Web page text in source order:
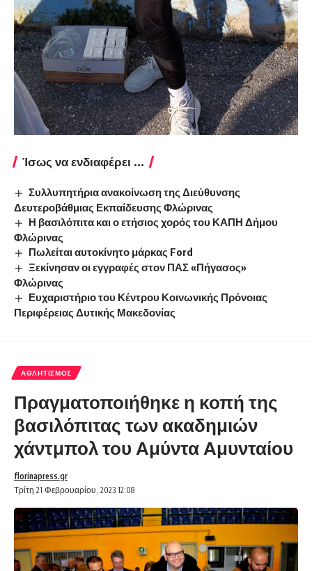
Ίσως να ενδιαφέρει ...
Συλλυπητήρια ανακοίνωση της Διεύθυνσης
Δευτεροβάθμιας Εκπαίδευσης Φλώρινας
Η βασιλόπιτα και ο ετήσιος χορός του ΚΑΠΗ Δήμου
Φλώρινας
Πωλείται αυτοκίνητο μάρκας Ford
Ξεκίνησαν οι εγγραφές στον ΠΑΣ «Πήγασος»
Φλώρινας
Ευχαριστήριο του Κέντρου Κοινωνικής Πρόνοιας
Περιφέρειας Δυτικής Μακεδονίας
ΑΘΛΗΤΙΣΜΌΣ
Πραγματοποιήθηκε η κοπή της
βασιλόπιτας των ακαδημιών
χάντμπολ του Αμύντα Αμυνταίου
Τρίτη 21 Φεβρουαρίου, 2023 12:08
florinapress.gr